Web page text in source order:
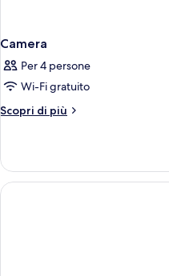
Camera
Per 4 persone
Wi-Fi gratuito
Scopri di più
Altri